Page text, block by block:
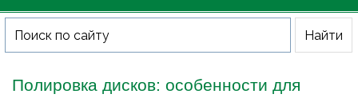
Полировка дисков: особенности для